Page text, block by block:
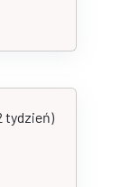
tydzień)